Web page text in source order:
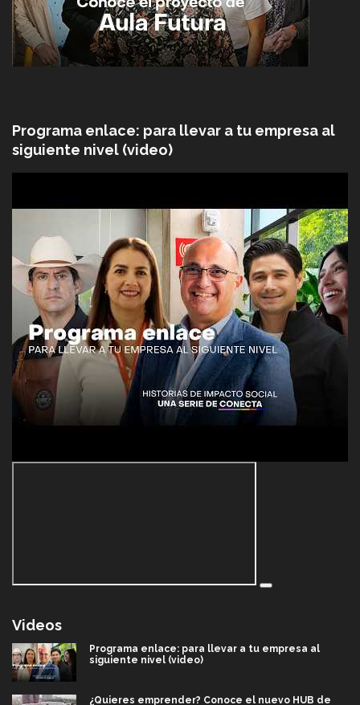
Programa enlace: para llevar a tu empresa al
siguiente nivel (video)
Videos
Programa enlace: para llevar a tu empresa al
siguiente nivel (video)
¿Quieres emprender? Conoce el nuevo HUB de